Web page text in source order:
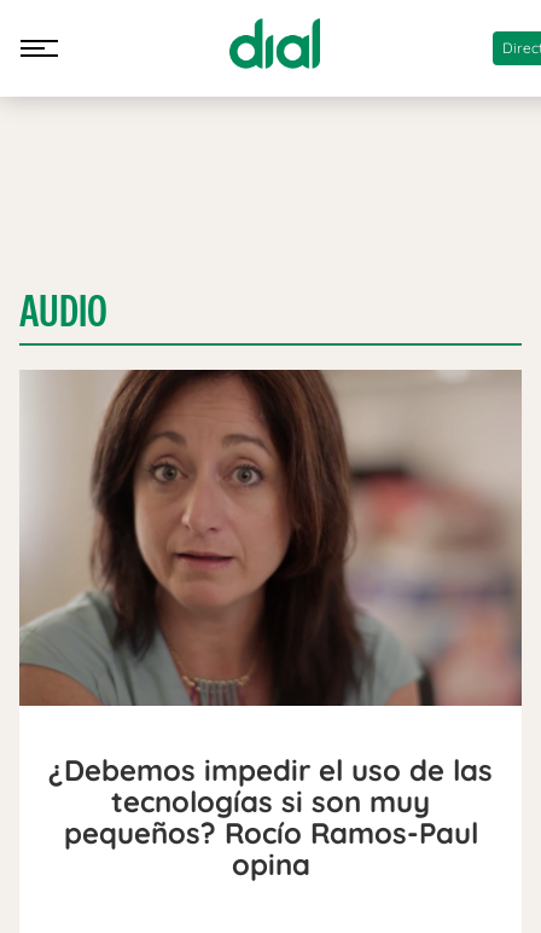
AUDIO
¿Debemos impedir el uso de las
tecnologías si son muy
pequeños? Rocío Ramos-Paul
opina